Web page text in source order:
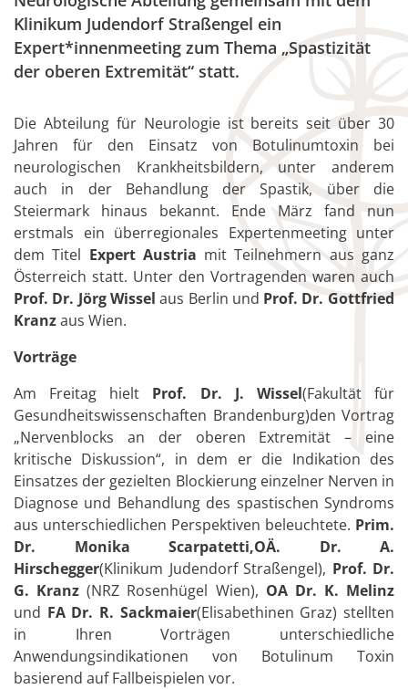
Klinikum Judendorf Straßengel ein
Expert*innenmeeting zum Thema „Spastizität
der oberen Extremität“ statt.
Die Abteilung für Neurologie ist bereits seit über 30
Jahren für den Einsatz von Botulinumtoxin bei
neurologischen Krankheitsbildern, unter anderem
auch in der Behandlung der Spastik, über die
Steiermark hinaus bekannt. Ende März fand nun
erstmals ein überregionales Expertenmeeting unter
dem Titel Expert Austria mit Teilnehmern aus ganz
Österreich statt. Unter den Vortragenden waren auch
Prof. Dr. Jörg Wisselaus Berlin und Prof. Dr. Gottfried
Kranzaus Wien.
Vorträge
Am Freitag hielt Prof. Dr. J. Wissel(Fakultät für
Gesundheitswissenschaften Brandenburg)den Vortrag
„Nervenblocks an der oberen Extremität – eine
kritische Diskussion“, in dem er die Indikation des
Einsatzes der gezielten Blockierung einzelner Nerven in
Diagnose und Behandlung des spastischen Syndroms
aus unterschiedlichen Perspektiven beleuchtete. Prim.
Dr. Monika Scarpatetti,OÄ. Dr. A.
Hirschegger(Klinikum Judendorf Straßengel), Prof. Dr.
G. Kranz (NRZ Rosenhügel Wien), OA Dr. K. Melinz
und FA Dr. R. Sackmaier(Elisabethinen Graz) stellten
in Ihren Vorträgen unterschiedliche
Anwendungsindikationen von Botulinum Toxin
basierend auf Fallbeispielen vor.